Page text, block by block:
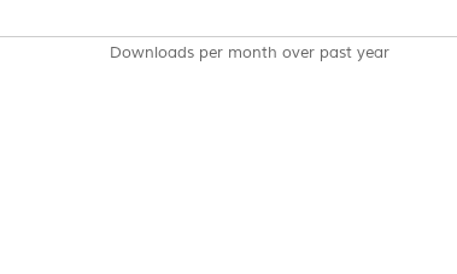
Downloads per month over past year